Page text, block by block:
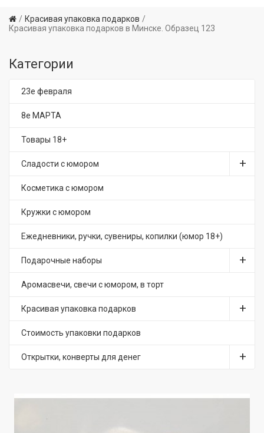
Красивая упаковка подарков
Красивая упаковка подарков в Минске. Образец 123
Категории
23е февраля
8е МАРТА
Товары 18+
Сладости с юмором
Косметика с юмором
Кружки с юмором
Ежедневники, ручки, сувениры, копилки (юмор 18+)
Подарочные наборы
Аромасвечи, свечи с юмором, в торт
Красивая упаковка подарков
Стоимость упаковки подарков
Открытки, конверты для денег